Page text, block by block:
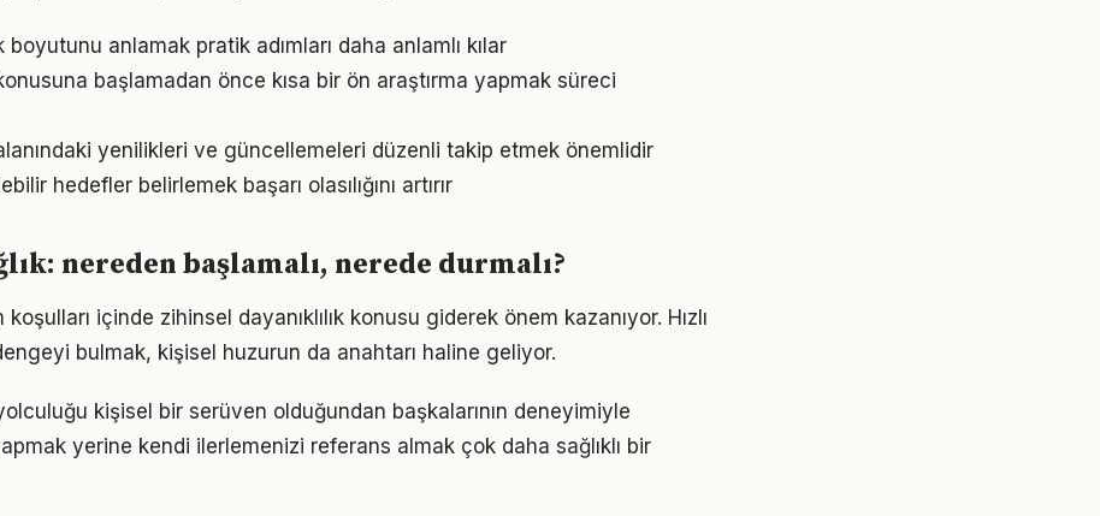
boyutunu anlamak pratik adımları daha anlamlı kılar
başlamadan önce kısa bir ön araştırma yapmak süreci
yenilikleri ve güncellemeleri düzenli takip etmek önemlidir
hedefler belirlemek başarı olasılığını artırır
nereden başlamalı, nerede durmalı?
içinde zihinsel dayanıklılık konusu giderek önem kazanıyor. Hızlı
bulmak, kişisel huzurun da anahtarı haline geliyor.
kişisel bir serüven olduğundan başkalarının deneyimiyle
yerine kendi ilerlemenizi referans almak çok daha sağlıklı bir